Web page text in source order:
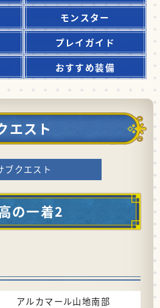
モンスター
プレイガイド
おすすめ装備
エスト
ブクエスト
の一着2
アルカマール山地南部